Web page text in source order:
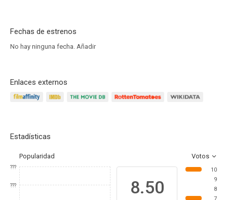
Fechas de estrenos
No hay ninguna fecha. Añadir
Enlaces externos
Estadísticas
Popularidad Votos
???
??? 8.50
10
9
8